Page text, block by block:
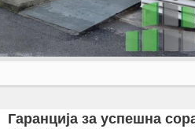
Гаранција за успешна